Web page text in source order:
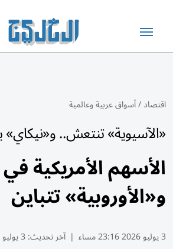
اقتصاد/أسواق عربية وعالمية
«الآسيوية» تنتعش.. و«نيكاي»
الأسهم الأمريكية
و«الأوروبية» تتباين
3 يوليو 2026 23:16 مساء | آخر تحديث: 3 يوليو 23:20 2026